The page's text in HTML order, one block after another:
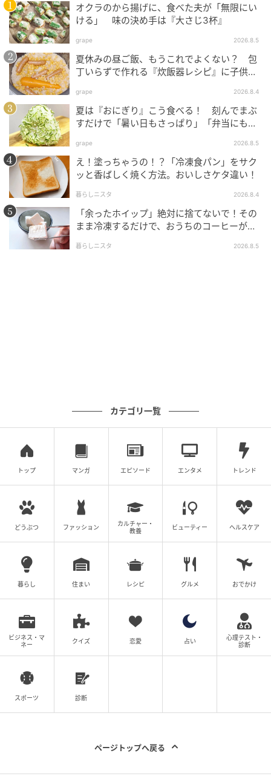
料理家、谷中で80年続く「谷中松寿司」三代目店主。
大学卒業後、調理師学校に通い、調理師免許を取得。
家業の寿司店で修業するかたわら、フードコーディネ
ータースクールに入校。卒業後、同校講師を経て独
立。 料理家、寿司屋の二刀流で料理雑誌へのレシピ提
供、テレビ番組や広告のフードコーディネートなど、
食にかかわるジャンルで幅広く活躍中。
（『オレンジページ』2026年4月2日号より）
元記事で読む
次の記事
漬け込み不要で味しみしみ！ポリ袋でもんで
焼くだけ『鶏もも肉のタンドリーチキン風』
オクラのから揚げに、食べた夫が「無限にい
ける」 味の決め手は『大さじ3杯』
grape 2026.8.5
夏休みの昼ご飯、もうこれでよくない？ 包
丁いらずで作れる『炊飯器レシピ』に子供が
grape 2026.8.4
夏は『おにぎり』こう食べる！ 刻んでまぶ
すだけで「暑い日もさっぱり」「弁当にもい
grape 2026.8.5
え！塗っちゃうの！？「冷凍食パン」をサク
ッと香ばしく焼く方法。おいしさケタ違い！
暮らしニスタ 2026.8.4
「余ったホイップ」絶対に捨てないで！その
まま冷凍するだけで、おうちのコーヒーが
暮らしニスタ 2026.8.5
カテゴリ一覧
トップ マンガ エピソード エンタメ トレンド
どうぶつ ファッション
カルチャー・
教養
ビューティー ヘルスケア
暮らし 住まい レシピ グルメ おでかけ
ビジネス・マ
ネー
クイズ 恋愛 占い
心理テスト・
診断
スポーツ 診断
ページトップへ戻る